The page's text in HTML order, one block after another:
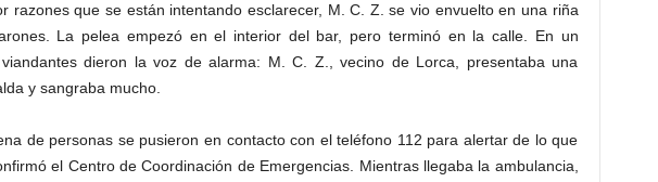
razones que se están intentando esclarecer, M. C. Z. se vio envuelto en una riña
La pelea empezó en el interior del bar, pero terminó en la calle. En un
dieron la voz de alarma: M. C. Z., vecino de Lorca, presentaba una
y sangraba mucho.
de personas se pusieron en contacto con el teléfono 112 para alertar de lo que
el Centro de Coordinación de Emergencias. Mientras llegaba la ambulancia,